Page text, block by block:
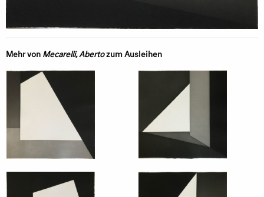
Mehr vonMecarelli, Abertozum Ausleihen